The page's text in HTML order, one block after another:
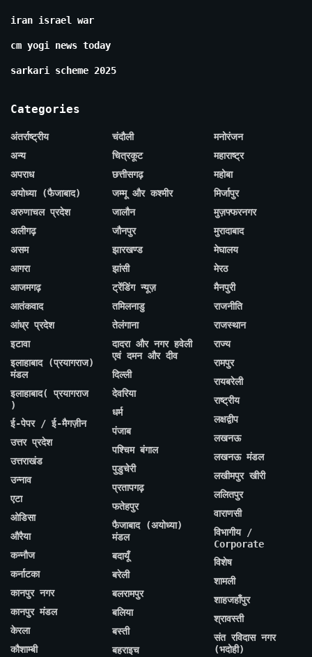
iran israel war
cm yogi news today
sarkari scheme 2025
Categories
अंतर्राष्ट्रीय
अन्य
अपराध
अयोध्या (फैजाबाद)
अरुणाचल प्रदेश
अलीगढ़
असम
आगरा
आजमगढ़
आतंकवाद
आंध्र प्रदेश
इटावा
इलाहाबाद (प्रयागराज)
मंडल
इलाहाबाद( प्रयागराज
)
ई-पेपर / ई-मैगज़ीन
उत्तर प्रदेश
उत्तराखंड
उन्नाव
एटा
ओडिसा
औरैया
कन्नौज
कर्नाटका
कानपुर नगर
कानपुर मंडल
केरला
कौशाम्बी
चंदौली
चित्रकूट
छत्तीसगढ़
जम्मू और कश्मीर
जालौन
जौनपुर
झारखण्ड
झांसी
ट्रेंडिंग न्यूज़
तमिलनाडु
तेलंगाना
दादरा और नगर हवेली
एवं दमन और दीव
दिल्ली
देवरिया
धर्म
पंजाब
पश्चिम बंगाल
पुडुचेरी
प्रतापगढ़
फतेहपुर
फैजाबाद (अयोध्या)
मंडल
बदायूँ
बरेली
बलरामपुर
बलिया
बस्ती
बहराइच
मनोरंजन
महाराष्ट्र
महोबा
मिर्जापुर
मुज़फ्फरनगर
मुरादाबाद
मेघालय
मेरठ
मैनपुरी
राजनीति
राजस्थान
राज्य
रामपुर
रायबरेली
राष्ट्रीय
लक्षद्वीप
लखनऊ
लखनऊ मंडल
लखीमपुर खीरी
ललितपुर
वाराणसी
विभागीय /
Corporate
विशेष
शामली
शाहजहाँपुर
श्रावस्ती
संत रविदास नगर
(भदोही)